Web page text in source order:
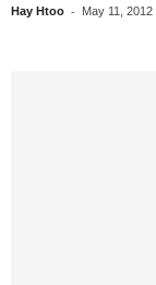
Hay Htoo - May 11, 2012